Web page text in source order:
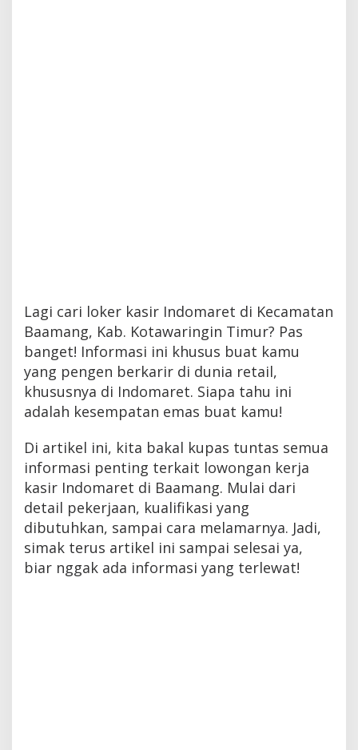
Lagi cari loker kasir Indomaret di Kecamatan
Baamang, Kab. Kotawaringin Timur? Pas
banget! Informasi ini khusus buat kamu
yang pengen berkarir di dunia retail,
khususnya di Indomaret. Siapa tahu ini
adalah kesempatan emas buat kamu!
Di artikel ini, kita bakal kupas tuntas semua
informasi penting terkait lowongan kerja
kasir Indomaret di Baamang. Mulai dari
detail pekerjaan, kualifikasi yang
dibutuhkan, sampai cara melamarnya. Jadi,
simak terus artikel ini sampai selesai ya,
biar nggak ada informasi yang terlewat!